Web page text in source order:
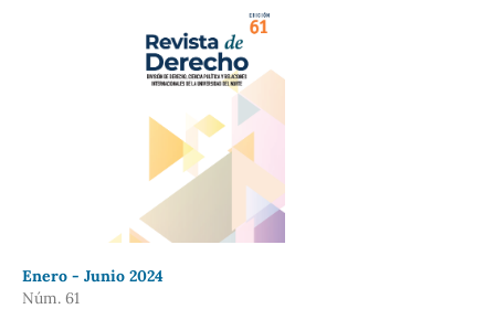
Enero - Junio 2024
Núm. 61